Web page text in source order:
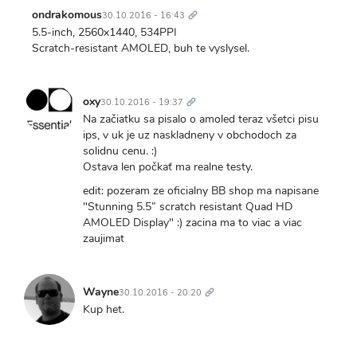
ondrakomous30.10.2016 - 16:43 odkaz
5.5-inch, 2560x1440, 534PPI
Scratch-resistant AMOLED, buh te vyslysel.
oxy30.10.2016 - 19:37 odkaz
Na začiatku sa pisalo o amoled teraz všetci pisu
ips, v uk je uz naskladneny v obchodoch za
solidnu cenu. :)
Ostava len počkať ma realne testy.
edit: pozeram ze oficialny BB shop ma napisane
"Stunning 5.5” scratch resistant Quad HD
AMOLED Display" :) zacina ma to viac a viac
zaujimat
Wayne30.10.2016 - 20:20 odkaz
Kup het.